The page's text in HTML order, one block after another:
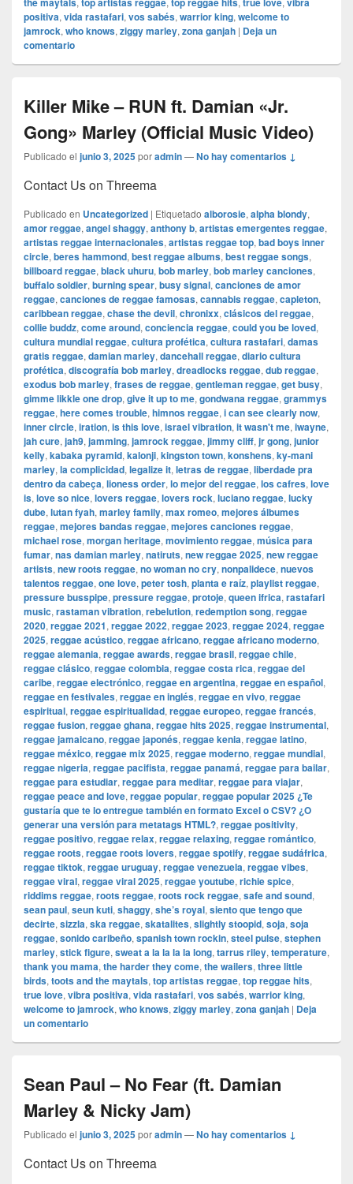
positiva, vida rastafari, vos sabés, warrior king, welcome to
jamrock, who knows, ziggy marley, zona ganjah | Deja un
comentario
Killer Mike – RUN ft. Damian «Jr.
Gong» Marley (Official Music Video)
Publicado el junio 3, 2025poradmin—No hay comentarios ↓
Contact Us on Threema
Publicado en Uncategorized | Etiquetado alborosie, alpha blondy,
amor reggae, angel shaggy, anthony b, artistas emergentes reggae,
artistas reggae internacionales, artistas reggae top, bad boys inner
circle, beres hammond, best reggae albums, best reggae songs,
billboard reggae, black uhuru, bob marley, bob marley canciones,
buffalo soldier, burning spear, busy signal, canciones de amor
reggae, canciones de reggae famosas, cannabis reggae, capleton,
caribbean reggae, chase the devil, chronixx, clásicos del reggae,
collie buddz, come around, conciencia reggae, could you be loved,
cultura mundial reggae, cultura profética, cultura rastafari, damas
gratis reggae, damian marley, dancehall reggae, diario cultura
profética, discografía bob marley, dreadlocks reggae, dub reggae,
exodus bob marley, frases de reggae, gentleman reggae, get busy,
gimme likkle one drop, give it up to me, gondwana reggae, grammys
reggae, here comes trouble, himnos reggae, i can see clearly now,
inner circle, iration, is this love, israel vibration, it wasn't me, iwayne,
jah cure, jah9, jamming, jamrock reggae, jimmy cliff, jr gong, junior
kelly, kabaka pyramid, kalonji, kingston town, konshens, ky-mani
marley, la complicidad, legalize it, letras de reggae, liberdade pra
dentro da cabeça, lioness order, lo mejor del reggae, los cafres, love
is, love so nice, lovers reggae, lovers rock, luciano reggae, lucky
dube, lutan fyah, marley family, max romeo, mejores álbumes
reggae, mejores bandas reggae, mejores canciones reggae,
michael rose, morgan heritage, movimiento reggae, música para
fumar, nas damian marley, natiruts, new reggae 2025, new reggae
artists, new roots reggae, no woman no cry, nonpalidece, nuevos
talentos reggae, one love, peter tosh, planta e raíz, playlist reggae,
pressure busspipe, pressure reggae, protoje, queen ifrica, rastafari
music, rastaman vibration, rebelution, redemption song, reggae
2020, reggae 2021, reggae 2022, reggae 2023, reggae 2024, reggae
2025, reggae acústico, reggae africano, reggae africano moderno,
reggae alemania, reggae awards, reggae brasil, reggae chile,
reggae clásico, reggae colombia, reggae costa rica, reggae del
caribe, reggae electrónico, reggae en argentina, reggae en español,
reggae en festivales, reggae en inglés, reggae en vivo, reggae
espiritual, reggae espiritualidad, reggae europeo, reggae francés,
reggae fusion, reggae ghana, reggae hits 2025, reggae instrumental,
reggae jamaicano, reggae japonés, reggae kenia, reggae latino,
reggae méxico, reggae mix 2025, reggae moderno, reggae mundial,
reggae nigeria, reggae pacifista, reggae panamá, reggae para bailar,
reggae para estudiar, reggae para meditar, reggae para viajar,
reggae peace and love, reggae popular, reggae popular 2025 ¿Te
gustaría que te lo entregue también en formato Excel o CSV? ¿O
generar una versión para metatags HTML?, reggae positivity,
reggae positivo, reggae relax, reggae relaxing, reggae romántico,
reggae roots, reggae roots lovers, reggae spotify, reggae sudáfrica,
reggae tiktok, reggae uruguay, reggae venezuela, reggae vibes,
reggae viral, reggae viral 2025, reggae youtube, richie spice,
riddims reggae, roots reggae, roots rock reggae, safe and sound,
sean paul, seun kuti, shaggy, she’s royal, siento que tengo que
decirte, sizzla, ska reggae, skatalites, slightly stoopid, soja, soja
reggae, sonido caribeño, spanish town rockin, steel pulse, stephen
marley, stick figure, sweat a la la la la long, tarrus riley, temperature,
thank you mama, the harder they come, the wailers, three little
birds, toots and the maytals, top artistas reggae, top reggae hits,
true love, vibra positiva, vida rastafari, vos sabés, warrior king,
welcome to jamrock, who knows, ziggy marley, zona ganjah | Deja
un comentario
Sean Paul – No Fear (ft. Damian
Marley & Nicky Jam)
Publicado el junio 3, 2025poradmin—No hay comentarios ↓
Contact Us on Threema